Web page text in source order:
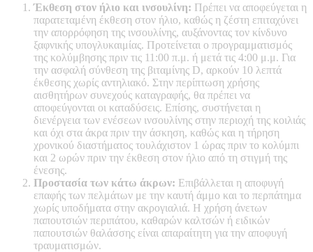
Έκθεση στον ήλιο και ινσουλίνη: Πρέπει να αποφεύγεται η
παρατεταμένη έκθεση στον ήλιο, καθώς η ζέστη επιταχύνει
την απορρόφηση της ινσουλίνης, αυξάνοντας τον κίνδυνο
ξαφνικής υπογλυκαιμίας. Προτείνεται ο προγραμματισμός
της κολύμβησης πριν τις 11:00 π.μ. ή μετά τις 4:00 μ.μ. Για
την ασφαλή σύνθεση της βιταμίνης D, αρκούν 10 λεπτά
έκθεσης χωρίς αντηλιακό. Στην περίπτωση χρήσης
αισθητήρων συνεχούς καταγραφής, θα πρέπει να
αποφεύγονται οι καταδύσεις. Επίσης, συστήνεται η
διενέργεια των ενέσεων ινσουλίνης στην περιοχή της κοιλιάς
και όχι στα άκρα πριν την άσκηση, καθώς και η τήρηση
χρονικού διαστήματος τουλάχιστον 1 ώρας πριν το κολύμπι
και 2 ωρών πριν την έκθεση στον ήλιο από τη στιγμή της
ένεσης.
Προστασία των κάτω άκρων: Επιβάλλεται η αποφυγή
επαφής των πελμάτων με την καυτή άμμο και το περπάτημα
χωρίς υποδήματα στην ακρογιαλιά. Η χρήση άνετων
παπουτσιών περιπάτου, καθαρών καλτσών ή ειδικών
παπουτσιών θαλάσσης είναι απαραίτητη για την αποφυγή
τραυματισμών.